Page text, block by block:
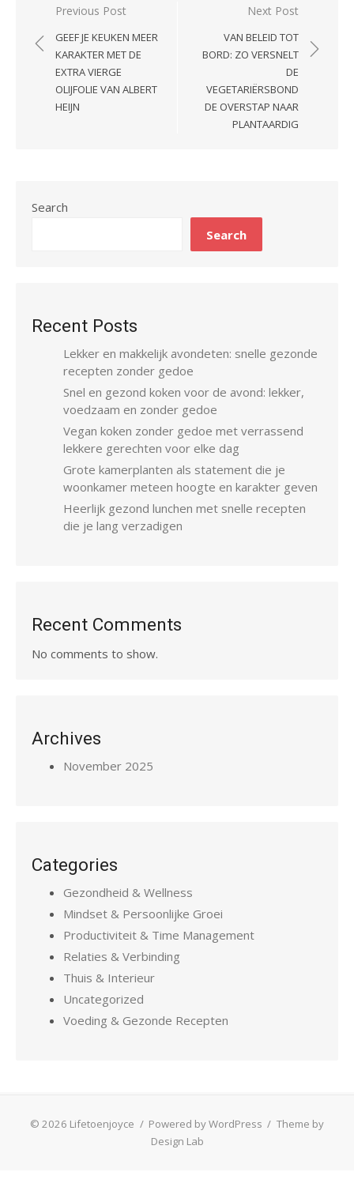
Post
navigation
Previous Post
GEEF JE KEUKEN MEER
KARAKTER MET DE
EXTRA VIERGE
OLIJFOLIE VAN ALBERT
HEIJN
Next Post
VAN BELEID TOT
BORD: ZO VERSNELT
DE
VEGETARIËRSBOND
DE OVERSTAP NAAR
PLANTAARDIG
Search
Search
Recent Posts
Lekker en makkelijk avondeten: snelle gezonde
recepten zonder gedoe
Snel en gezond koken voor de avond: lekker,
voedzaam en zonder gedoe
Vegan koken zonder gedoe met verrassend
lekkere gerechten voor elke dag
Grote kamerplanten als statement die je
woonkamer meteen hoogte en karakter geven
Heerlijk gezond lunchen met snelle recepten
die je lang verzadigen
Recent Comments
No comments to show.
Archives
November 2025
Categories
Gezondheid & Wellness
Mindset & Persoonlijke Groei
Productiviteit & Time Management
Relaties & Verbinding
Thuis & Interieur
Uncategorized
Voeding & Gezonde Recepten
© 2026 Lifetoenjoyce / Powered by WordPress / Theme by
Design Lab